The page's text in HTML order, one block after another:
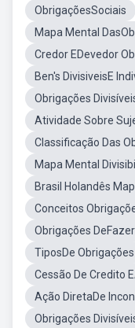
ObrigaçõesSociais
Mapa Mental
Credor EDevedor
Ben's DivisiveisE
Obrigações
Atividade Sobre
Classificação Das
Mapa Mental
Brasil Holandês
Conceitos
Obrigações
TiposDe Obrigações
Cessão De Credito
Ação DiretaDe
Obrigações